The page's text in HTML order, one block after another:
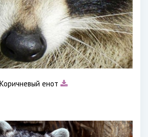
Коричневый енот